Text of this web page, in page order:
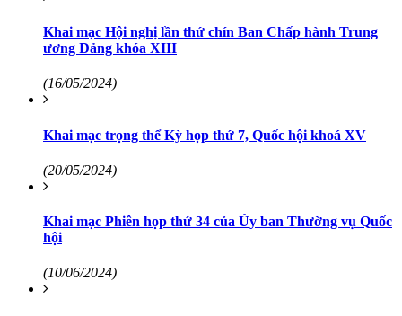
Khai mạc Hội nghị lần thứ chín Ban Chấp hành Trung
ương Đảng khóa XIII
(16/05/2024)
Khai mạc trọng thể Kỳ họp thứ 7, Quốc hội khoá XV
(20/05/2024)
Khai mạc Phiên họp thứ 34 của Ủy ban Thường vụ Quốc
hội
(10/06/2024)